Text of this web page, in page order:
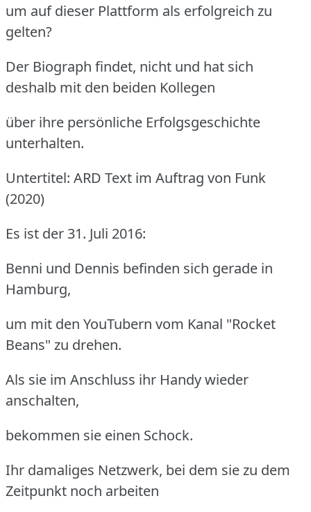
um auf dieser Plattform als erfolgreich zu
gelten?
Der Biograph findet, nicht und hat sich
deshalb mit den beiden Kollegen
über ihre persönliche Erfolgsgeschichte
unterhalten.
Untertitel: ARD Text im Auftrag von Funk
(2020)
Es ist der 31. Juli 2016:
Benni und Dennis befinden sich gerade in
Hamburg,
um mit den YouTubern vom Kanal "Rocket
Beans" zu drehen.
Als sie im Anschluss ihr Handy wieder
anschalten,
bekommen sie einen Schock.
Ihr damaliges Netzwerk, bei dem sie zu dem
Zeitpunkt noch arbeiten